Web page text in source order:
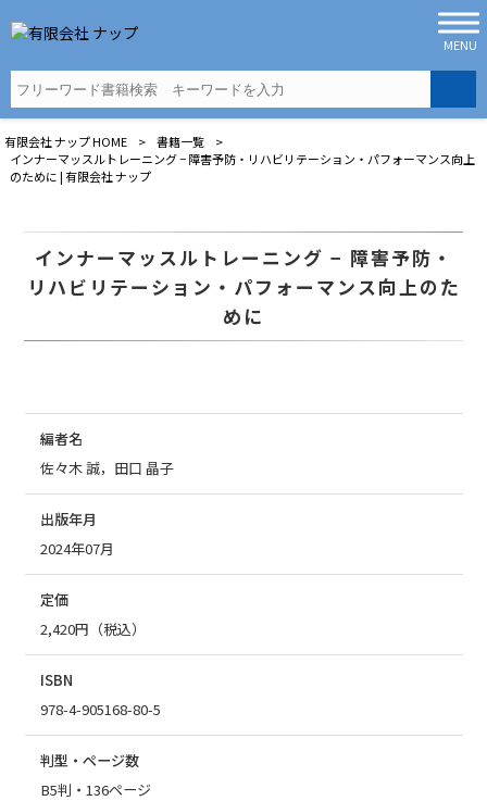
MENU
有限会社 ナップHOME > 書籍一覧
>
インナーマッスルトレーニング − 障害予防・リハビリテーション・パフォーマンス向上
のために | 有限会社 ナップ
インナーマッスルトレーニング − 障害予防・
リハビリテーション・パフォーマンス向上のた
めに
編者名
佐々木 誠，田口 晶子
出版年月
2024年07月
定価
2,420円（税込）
ISBN
978-4-905168-80-5
判型・ページ数
B5判・136ページ